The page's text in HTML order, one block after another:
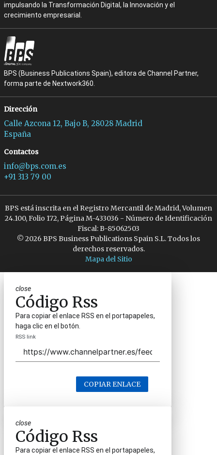
impulsando la Transformación Digital, la Innovación y el
crecimiento empresarial.
BPS (Business Publications Spain), editora de Channel Partner,
forma parte de Nextwork360.
Dirección
Calle Azcona 12, Bajo B, 28028 Madrid
España
Contactos
info@bps.com.es
+91 313 79 00
BPS está inscrita en el Registro Mercantil de Madrid, Volumen
24.100, Folio 172, Página M-433036 - Número de Identificación
Fiscal: B-85062503
© 2026 BPS Business Publications Spain S.L. Todos los
derechos reservados.
Mapa del Sitio
close
Código Rss
Para copiar el enlace RSS en el portapapeles,
haga clic en el botón.
RSS link
COPIAR ENLACE
close
Código Rss
Para copiar el enlace RSS en el portapapeles,